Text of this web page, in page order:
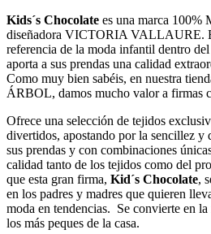
Kids´s Chocolate es una marca
diseñadora VICTORIA VALLAURE.
referencia de la moda infantil dentro
aporta a sus prendas una calidad
Como muy bien sabéis, en nuestra
ÁRBOL, damos mucho valor a firmas
Ofrece una selección de tejidos
divertidos, apostando por la sencillez y
sus prendas y con combinaciones
calidad tanto de los tejidos como del
que esta gran firma, Kid´s Chocolate,
en los padres y madres que quieren
moda en tendencias. Se convierte en
los más peques de la casa.